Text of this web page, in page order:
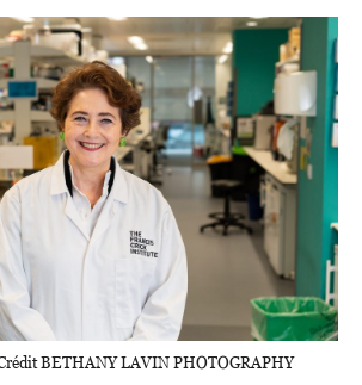
BETHANY LAVIN PHOTOGRAPHY